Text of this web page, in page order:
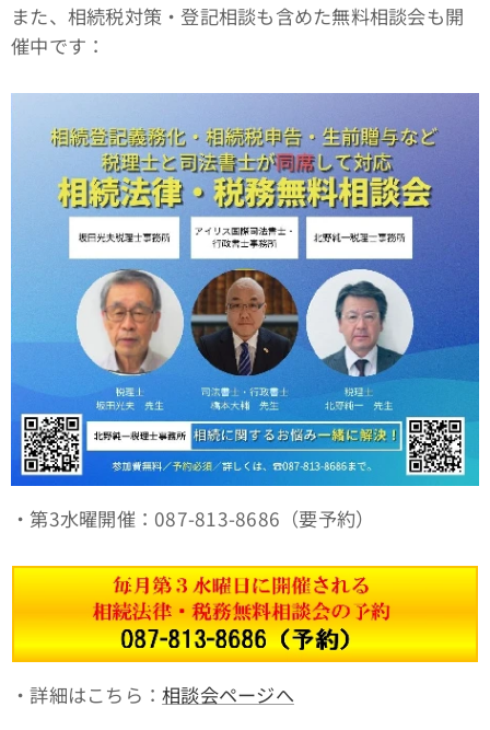
また、相続税対策・登記相談も含めた無料相談会も開
催中です：
・第3水曜開催：087-813-8686（要予約）
・詳細はこちら：相談会ページへ